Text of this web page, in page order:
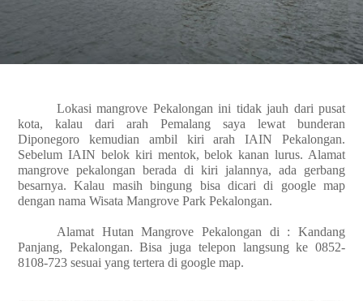
Lokasi mangrove Pekalongan ini tidak jauh dari pusat
kota, kalau dari arah Pemalang saya lewat bunderan
Diponegoro kemudian ambil kiri arah IAIN Pekalongan.
Sebelum IAIN belok kiri mentok, belok kanan lurus. Alamat
mangrove pekalongan berada di kiri jalannya, ada gerbang
besarnya. Kalau masih bingung bisa dicari di google map
dengan nama Wisata Mangrove Park Pekalongan.
Alamat Hutan Mangrove Pekalongan di : Kandang
Panjang, Pekalongan. Bisa juga telepon langsung ke 0852-
8108-723 sesuai yang tertera di google map.